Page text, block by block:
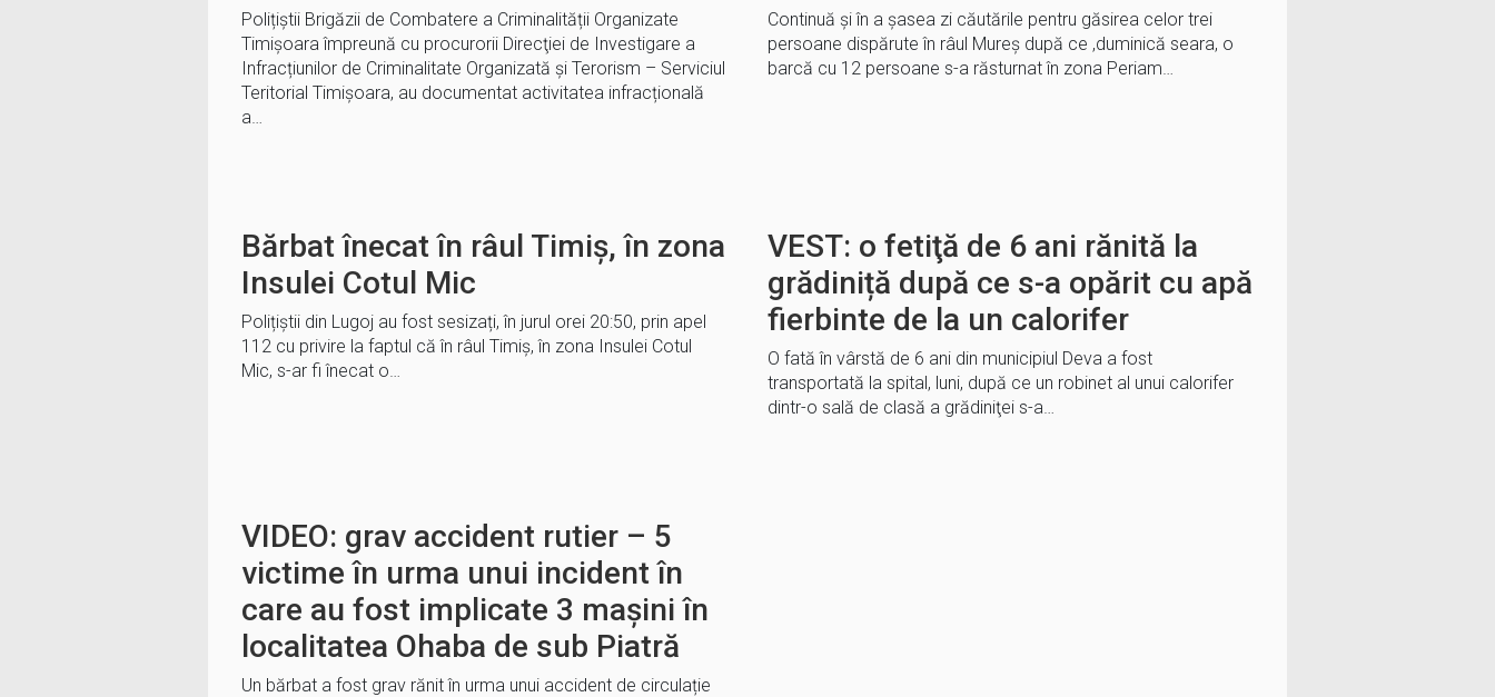
Polițiștii Brigăzii de Combatere a Criminalității Organizate
Timișoara împreună cu procurorii Direcţiei de Investigare a
Infracțiunilor de Criminalitate Organizată şi Terorism – Serviciul
Teritorial Timișoara, au documentat activitatea infracțională
a…
Continuă și în a șasea zi căutările pentru găsirea celor trei
persoane dispărute în râul Mureș după ce ,duminică seara, o
barcă cu 12 persoane s-a răsturnat în zona Periam…
Bărbat înecat în râul Timiș, în zona
Insulei Cotul Mic
Polițiștii din Lugoj au fost sesizați, în jurul orei 20:50, prin apel
112 cu privire la faptul că în râul Timiș, în zona Insulei Cotul
Mic, s-ar fi înecat o…
VEST: o fetiţă de 6 ani rănită la
grădiniță după ce s-a opărit cu apă
fierbinte de la un calorifer
O fată în vârstă de 6 ani din municipiul Deva a fost
transportată la spital, luni, după ce un robinet al unui calorifer
dintr-o sală de clasă a grădiniţei s-a…
VIDEO: grav accident rutier – 5
victime în urma unui incident în
care au fost implicate 3 mașini în
localitatea Ohaba de sub Piatră
Un bărbat a fost grav rănit în urma unui accident de circulație